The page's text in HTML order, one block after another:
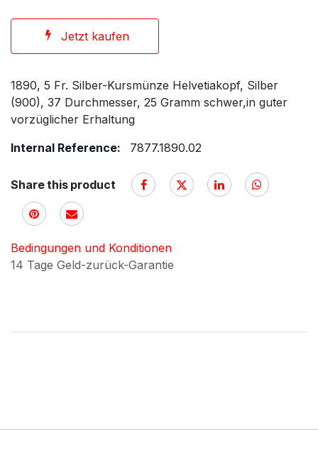
Jetzt kaufen
1890, 5 Fr. Silber-Kursmünze Helvetiakopf, Silber
(900), 37 Durchmesser, 25 Gramm schwer,in guter
vorzüglicher Erhaltung
Internal Reference:
7877.1890.02
Share this product
Bedingungen und Konditionen
14 Tage Geld-zurück-Garantie